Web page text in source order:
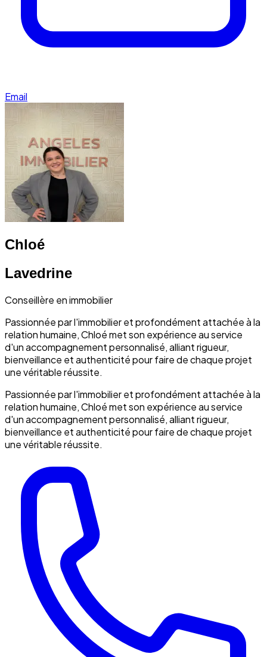
Email
Chloé
Lavedrine
Conseillère en immobilier
Passionnée par l'immobilier et profondément attachée à la
relation humaine, Chloé met son expérience au service
d'un accompagnement personnalisé, alliant rigueur,
bienveillance et authenticité pour faire de chaque projet
une véritable réussite.
Passionnée par l'immobilier et profondément attachée à la
relation humaine, Chloé met son expérience au service
d'un accompagnement personnalisé, alliant rigueur,
bienveillance et authenticité pour faire de chaque projet
une véritable réussite.